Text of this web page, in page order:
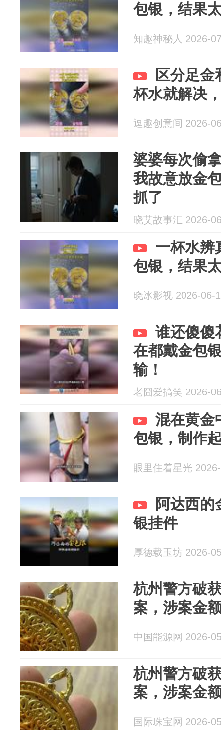
包银，结果
知趣神秘人 2026-
区分足金
杯水就解决
逗趣创意间 2026-
婆婆每次偷
我故意放金
抓了
晓艾故事汇 2026-
一杯水辨
包银，结果
晓冰影视 2026-06-
谁还傻傻
在都戴金包
输！
老囧爱搞笑 2026-
混在黄金
包银，制作
眼里住着星光
阿达西的
银挂件
厚德载玉坊 2026-
杭州警方破
案，涉案金
中国能源网 2026-
杭州警方破
案，涉案金
国际珠宝网 2026-